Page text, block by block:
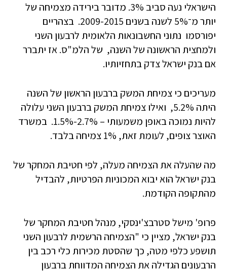
הישראלי נעה סביב 3%. מדובר בירידה מצמיחה של
יותר מ־5% לשנה בשנים 2009-2015. בצהריים
יפורסמו נתוני החשבונאות הלאומית לרבעון השני
ולמחצית הראשונה של השנה, של הלמ"ס. אז יתברר
אם בנק ישראל צדק בתחזיותיו.
מעריכים כי צמיחת המשק ברבעון הראשון של השנה
היתה 5.2%, ואילו צמיחת המשק ברבעון השני עלולה
להיות נמוכה באופן משמעותי – 2.7%-1.5%. במשרד
האוצר צופים, לעומת זאת, 1% צמיחה בלבד.
מה שהעלה את הצמיחה מעלה, לפי חטיבת המחקר של
בנק ישראל הוא יבוא המכוניות הפרטיות, להבדיל
מהתקופה הקודמת.
פרופ' מישל סטרבצ'ינסקי, מנהל חטיבת המחקר של
בנק ישראל, מציין כי "הצמיחה הרשמית לרבעון השני
תושפע כלפי מטה, כך שהסטת מכירות כלי רכב בין
הרבעונים הגדילה את הצמיחה המדווחת ברבעון